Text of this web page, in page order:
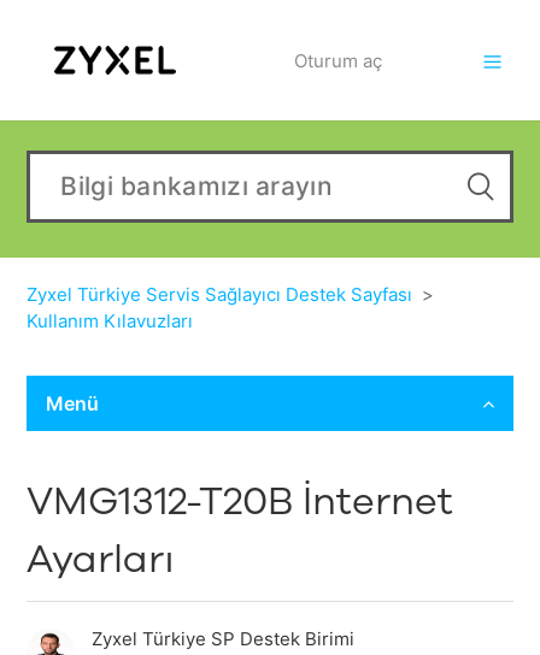
Oturum aç
Zyxel Türkiye Servis Sağlayıcı Destek Sayfası
Kullanım Kılavuzları
Menü
VMG1312-T20B İnternet
Ayarları
Zyxel Türkiye SP Destek Birimi